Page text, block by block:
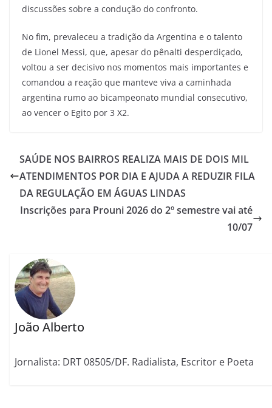
discussões sobre a condução do confronto.
No fim, prevaleceu a tradição da Argentina e o talento
de Lionel Messi, que, apesar do pênalti desperdiçado,
voltou a ser decisivo nos momentos mais importantes e
comandou a reação que manteve viva a caminhada
argentina rumo ao bicampeonato mundial consecutivo,
ao vencer o Egito por 3 X2.
SAÚDE NOS BAIRROS REALIZA MAIS DE DOIS MIL
ATENDIMENTOS POR DIA E AJUDA A REDUZIR FILA
DA REGULAÇÃO EM ÁGUAS LINDAS
Inscrições para Prouni 2026 do 2º semestre vai até
10/07
João Alberto
Jornalista: DRT 08505/DF. Radialista, Escritor e Poeta